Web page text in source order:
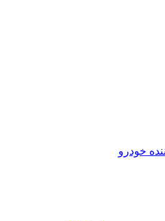
خودرو